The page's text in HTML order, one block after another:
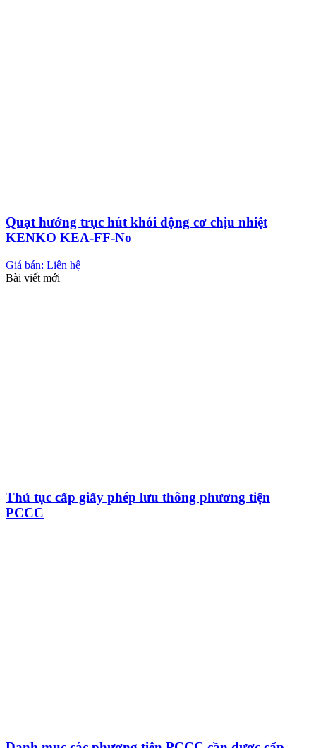
Quạt hướng trục hút khói động cơ chịu nhiệt
KENKO KEA-FF-No
Giá bán: Liên hệ
Bài viết mới
Thủ tục cấp giấy phép lưu thông phương tiện
PCCC